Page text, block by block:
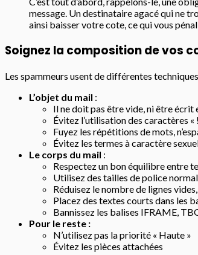
message. Un destinataire agacé qui ne
ainsi baisser votre cote, ce qui vous
Soignez la composition de vos
Les spammeurs usent de différentes
L’objet du mail :
Il ne doit pas être vide, ni être écrit
Évitez l’utilisation des caractères « !
Fuyez les répétitions de mots,
Évitez les termes à caractère
Le corps du mail :
Respectez un bon équilibre entre
Utilisez des tailles de police
Réduisez le nombre de lignes
Placez des textes courts dans les
Bannissez les balises IFRAME,
Pour le reste :
N’utilisez pas la priorité « Haute »
Évitez les pièces attachées